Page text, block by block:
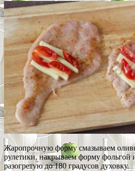
Жаропрочную форму смазываем
рулетики, накрываем форму фольгой
разогретую до 180 градусов духовку.